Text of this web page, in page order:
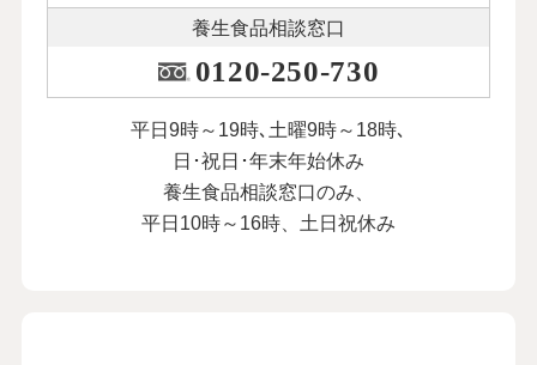
養生食品相談窓口
0120-250-730
平日9時～19時､土曜9時～18時､
日･祝日･年末年始休み
養生食品相談窓口のみ、
平日10時～16時、土日祝休み